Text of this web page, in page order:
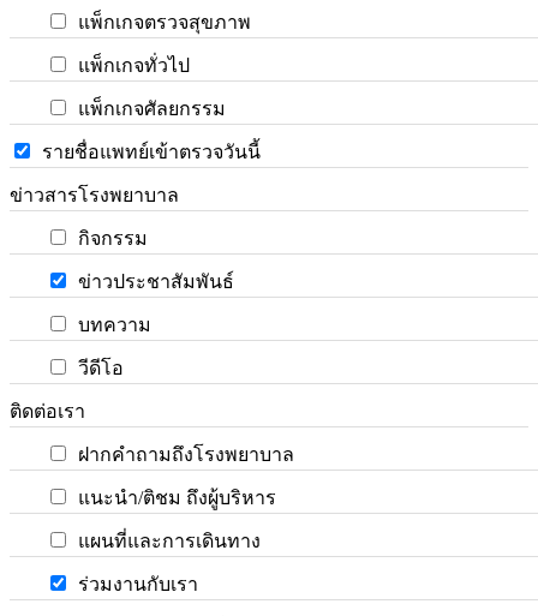
แพ็กเกจตรวจสุขภาพ
แพ็กเกจทั่วไป
แพ็กเกจศัลยกรรม
รายชื่อแพทย์เข้าตรวจวันนี้
ข่าวสารโรงพยาบาล
กิจกรรม
ข่าวประชาสัมพันธ์
บทความ
วีดีโอ
ติดต่อเรา
ฝากคำถามถึงโรงพยาบาล
แนะนำ/ติชม ถึงผู้บริหาร
แผนที่และการเดินทาง
ร่วมงานกับเรา